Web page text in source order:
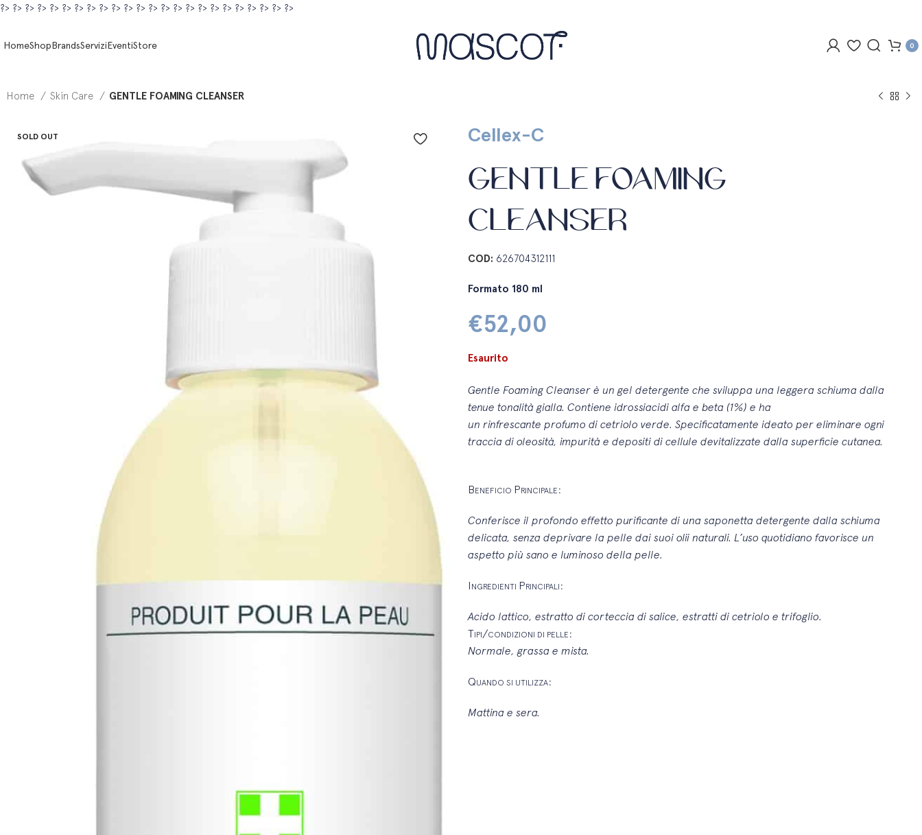
?> ?> ?> ?> ?> ?> ?> ?> ?> ?> ?> ?> ?> ?> ?> ?> ?> ?> ?> ?> ?> ?> ?> ?>
HomeShopBrandsServiziEventiStore 0
Home Skin Care GENTLE FOAMING CLEANSER
SOLD OUT Cellex-C
GENTLE FOAMING
CLEANSER
COD: 626704312111
Formato 180 ml
€52,00
Esaurito
Gentle Foaming Cleanser è un gel detergente che sviluppa una leggera schiuma dalla
tenue tonalità gialla. Contiene idrossiacidi alfa e beta (1%) e ha
un rinfrescante profumo di cetriolo verde. Specificatamente ideato per eliminare ogni
traccia di oleosità, impurità e depositi di cellule devitalizzate dalla superficie cutanea.
BENEFICIO PRINCIPALE :
Conferisce il profondo effetto purificante di una saponetta detergente dalla schiuma
delicata, senza deprivare la pelle dai suoi olii naturali. L’uso quotidiano favorisce un
aspetto più sano e luminoso della pelle.
I NGREDIENTI PRINCIPALI :
Acido lattico, estratto di corteccia di salice, estratti di cetriolo e trifoglio.
TIPI/CONDIZIONI DI PELLE :
Normale, grassa e mista.
QUANDO SI UTILIZZA:
Mattina e sera.